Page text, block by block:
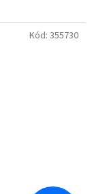
Kód: 355730